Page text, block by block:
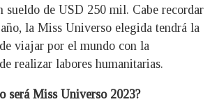
sueldo de USD 250 mil. Cabe recordar
la Miss Universo elegida tendrá la
viajar por el mundo con la
realizar labores humanitarias.
será Miss Universo 2023?